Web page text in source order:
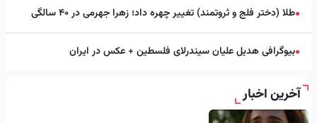
●طلا (دختر فلج و ثروتمند) تغییر چهره داد؛ زهرا جهرمی در ۴۰ سالگی
●بیوگرافی هدیل علیان سیندرلای فلسطین + عکس در ایران
آخرین اخبار